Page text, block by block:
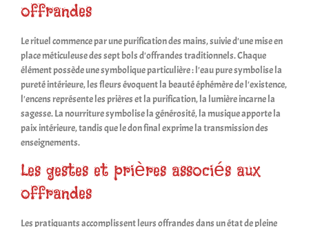
offrandes
Le rituel commence par une purification des mains, suivie d'une mise en
place méticuleuse des sept bols d'offrandes traditionnels. Chaque
élément possède une symbolique particulière : l'eau pure symbolise la
pureté intérieure, les fleurs évoquent la beauté éphémère de l'existence,
l'encens représente les prières et la purification, la lumière incarne la
sagesse. La nourriture symbolise la générosité, la musique apporte la
paix intérieure, tandis que le don final exprime la transmission des
enseignements.
Les gestes et prières associés aux
offrandes
Les pratiquants accomplissent leurs offrandes dans un état de pleine